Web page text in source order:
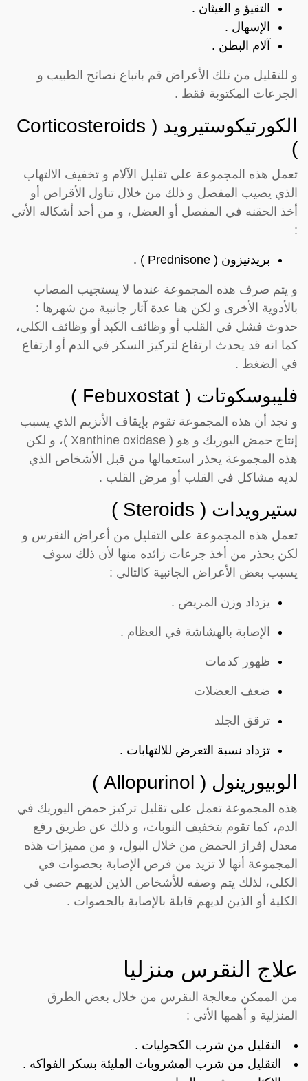
التقيؤ و الغيثان .
الإسهال .
آلام البطن .
و للتقليل من تلك الأعراض قم باتباع نصائح الطبيب و
الجرعات المكتوبة فقط .
الكورتيكوستيرويد ( Corticosteroids
)
تعمل هذه المجموعة على تقليل الآلام و تخفيف الالتهاب
الذي يصيب المفصل و ذلك من خلال تناول الأقراص أو
أخذ الحقنه في المفصل أو العضل، و من أحد أشكاله الأتي
:
بريدنيزون ( Prednisone ) .
و يتم صرف هذه المجموعة عندما لا يستجيب المصاب
بالأدوية الأخرى و لكن هنا عدة آثار جانبية من شهرها :
حدوث فشل في القلب أو وظائف الكبد أو وظائف الكلى،
كما انه قد يحدث ارتفاع لتركيز السكر في الدم أو ارتفاع
في الضغط .
فليبوسكوتات ( Febuxostat )
و نجد أن هذه المجموعة تقوم بإيقاف الأنزيم الذي يسبب
إنتاج حمض اليوريك و هو ( Xanthine oxidase )، و لكن
هذه المجموعة يحذر استعمالها من قبل الأشخاص الذي
لديه مشاكل في القلب أو مرض القلب .
ستيرويدات ( Steroids )
تعمل هذه المجموعة على التقليل من أعراض النقرس و
لكن يحذر من أخذ جرعات زائده منها لأن ذلك سوف
يسبب بعض الأعراض الجانبية كالتالي :
يزداد وزن المريض .
الإصابة بالهشاشة في العظام .
ظهور كدمات
ضعف العضلات
ترقق الجلد
تزداد نسبة التعرض للالتهابات .
الوبيورينول ( Allopurinol )
هذه المجموعة تعمل على تقليل تركيز حمض اليوريك في
الدم، كما تقوم بتخفيف النوبات، و ذلك عن طريق رفع
معدل إفراز الحمض من خلال البول، و من مميزات هذه
المجموعة أنها لا تزيد من فرص الإصابة بحصوات في
الكلى، لذلك يتم وصفه للأشخاص الذين لديهم حصى في
الكلية أو الذين لديهم قابلة بالإصابة بالحصوات .
علاج النقرس منزليا
من الممكن معالجة النقرس من خلال بعض الطرق
المنزلية و أهمها الأتي :
التقليل من شرب الكحوليات .
التقليل من شرب المشروبات المليئة بسكر الفواكه .